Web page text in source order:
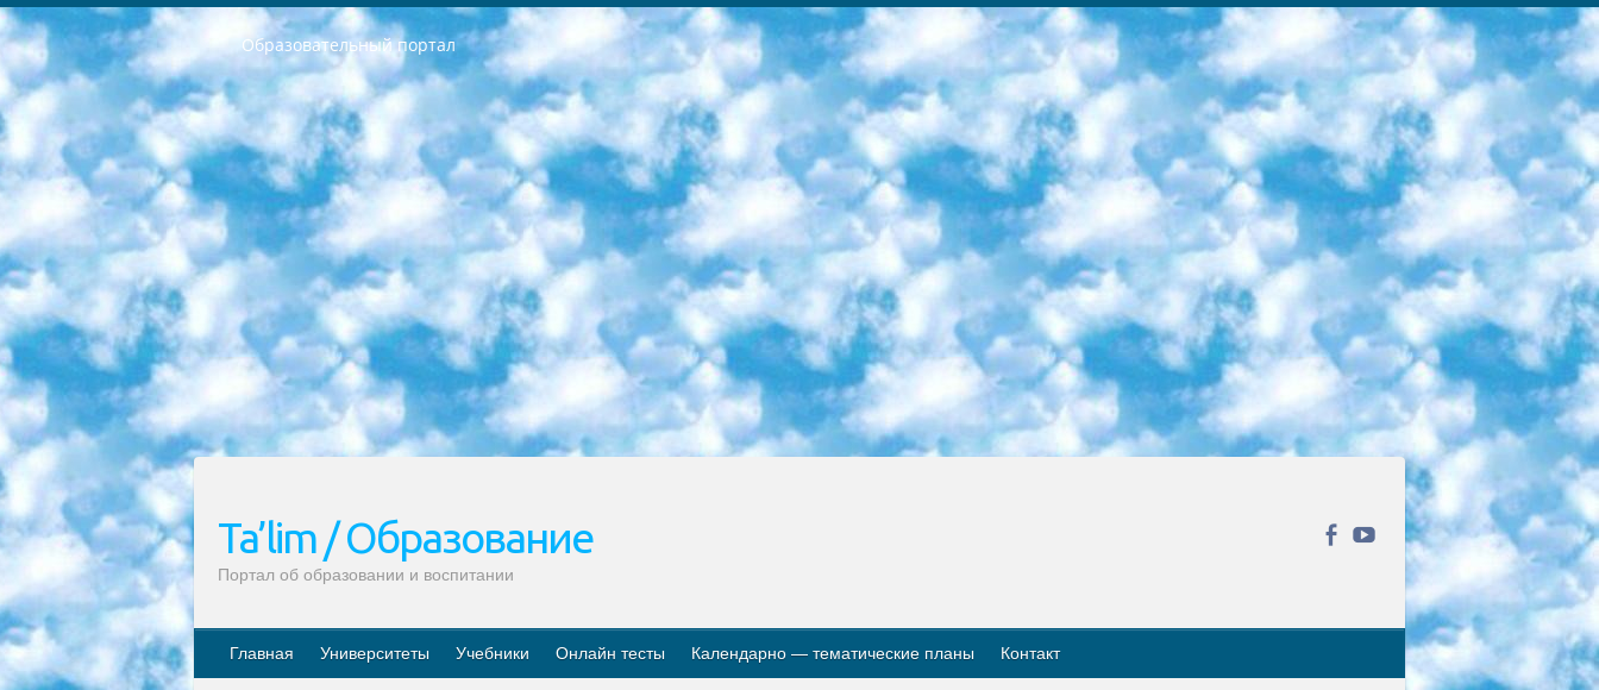
Образовательный портал
РЕСПУБЛИКА УЗБЕКИСТАН МИНИСТРЕРСТВО ДОШКОЛЬНОГО И ШКОЛЬНОГО ОБРАЗОВАНИЯ КОМАНДА в общеобразовательных учреждениях в 2023-2024 учебном году организация и проведение итоговой государственной аттестации обучающихся о Министра дошкольного и школьного образования Республики Узбекистан от 4 марта 2008 года (постановлением Минюста от 20 марта 2008 года № 1778 государственной регистрации) «Итоговое состояние учащихся общего среднего образования на основании положения об утверждении положения об аттестации общего среднего образования выпускной экзамен студентов в образовательных учреждениях в 2023-2024 учебном году В целях организации и прохождения аттестации приказываю: 1. Следующее: перечень предметов, по которым будет проводиться итоговая государственная аттестация и экзамен формы перевода согласно приложению 1; сертификаты международного образца, оценивающие уровень владения иностранными языками перечень согласно приложению 2; 2. Педагогический при специализированных образовательных учреждениях. научно-практический центр квалификации и международной оценки (Д.Давидова) 2024 г. До 25 марта: задания по предметам, по которым будет проводиться итоговая аттестация разработка и утверждение технических условий; итоговая аттестация на основании разработанного предметного задания разработка вопросов по предметам (устно и письменно), экзамен передача; общеобразовательные средние школы и специальные учебные заведения учащиеся выпускных классов школ и интернатов в агентской системе подготовка базы данных экзаменационных материалов и критериев оценки; перевод базы экзаменационных материалов на все языки обучения подать в Республиканский образовательный центр для изготовления; варианты экзаменов на основе разработанных контрольных материалов пусть будут поставлены задачи формирования. 3. Республиканский образовательный центр (Ш.Худайкулов) до 5 апреля 2024 года. до: база данных предоставленных экзаменационных материалов на все языки обучения перевод и экспертиза; для слепых, слабовидящих, глухих, слабослышащих и умственно отсталых детей учащиеся выпускных классов специализированных школ и школ-интернатов база данных экзаменационных материалов на всех преподаваемых языках подготовка критериев оценки; специализированные школы для умственно отсталых детей и технологии для учащихся выпускных классов школ-интернатов разработка соответствующих рекомендаций и критериев проведения ЕГЭ по естествознанию давать задания. 4. Педагогический при специализированных образовательных учреждениях. Научно-практический центр навыков и международной оценки (Д.Давидова), Республика образовательный центр (Худайкулов Ш.) итоговый государственный аттестационный экзамен ориентирован на творческое и логическое мышление при подготовке базы материалов учитывать введение заданий. 5. Следует отметить, что: сертификат государственного образца о знании общеобразовательного предмета и как минимум национальный уровень B1 по предметам на иностранных языках, указанным в Приложении 2. или международно признанный сертификат эквивалентного уровня студенты, изучающие определенный предмет, освобождаются от экзамена; по соответствующим предметам запланирована итоговая государственная аттестация за день до дня, путем жеребьевки Рабочей группой (в письменной форме по предметам, проводимым в форме) из числа сформированных вариантов выбрано 2 варианта; 2 выбранных варианта экзамена анонсированы на официальном сайте министерства и все выпускники по всей стране на основе этих вариантов проводит итоговую государственную аттестацию. 6. Государственное образование учащихся средних общеобразовательных учреждений. знания в соответствии с квалификационными требованиями, которые необходимо приобрести на основании стандартов итоговый (выпускной) контроль для 9 и 11 классов в целях тестирования Экзамены (далее – экзамены) состоят из предметов, перечисленных в приложении 1. будет сделано. 7. Экзамены пройдут с 26 мая по 15 июня 2024 г. (кроме науки физического воспитания). 8. Физическая для учащихся 9 классов общесредних образовательных учреждений. Экзамены по предмету «Образование, квалификация медицина» 1-6 мая 2024 года. сотрудники перевести под присмотр (с отклонениями в физическом или умственном развитии) специализированная школа для детей, школы-интернаты и со сколиозом школы-интернаты санаторного типа для больных детей исключены). 9. Он был слепым, слабовидящим и имел нарушения опорно-двигательного аппарата. экзамены в специализированных школах и интернатах для детей должны проводиться исходя из требований, предъявляемых к общеобразовательным учреждениям (физкультура кроме науки). 10. Специализированная школа для глухих и слабослышащих детей. и экзамены в интернатах и быть реализован в виде письменного теста по математике. 11. Специальность для умственно отсталых детей. Для 9 класса Родной язык и литературное письмо Государственный язык (язык обучения – узбекский). для неклассов) написано Математическое письмо Письменная/устная история Узбекистана Физическое воспитание практично Итоговый контроль Для 11 класса Написание родного языка и литературы (эссе) Математическое письмо Узбекский язык (обучение на узбекском языке) не посещающее общее среднее образование для учреждений)/Образовательное учреждение выбор письменный и устный Иностранный язык письменный/устный Письменная/устная история Узбекистана *По выбору студента:  Химия  Физика  Основы государственного права  География 10 бесплатных образовательных ресурсов - Мы составили подборку онлайн-проектов с интерактивными упражнениями, видеолекциями и статьями. Они помогут вам обрести новые и освежить старые знания бесплатно. 1. «ИНТУИТ» Старейшая образовательная площадка Рунета. Здесь вы найдёте сотни текстовых и видеокурсов на десятки различных тем — от программирования до психологии. Многие курсы подготовлены российскими университетами и крупными международными компаниями вроде Intel и Microsoft. Самостоятельное обучение бесплатное, но желающие могут оплатить услуги персональных наставников. 2. «Смартия» знакомит с актуальными профессиями и подсказывает, как им обучаться. Выбрав заинтересовавшую вас специальность — SMM-специалист, фотограф, веб-дизайнер или другую, — увидите список необходимых для неё умений. Чтобы вы могли освоить их самостоятельно, для каждого умения площадка отображает подборку ссылок на учебные материалы. Хотя «Смартия» ориентируется на русскоязычную аудиторию, часть контента всё же доступна только на английском. 3. «Лекторий Физтеха» Проект Московского физико-технического института (Физтеха). С его помощью вы можете смотреть онлайн серии лекций, записанные на видео в этом вузе. В числе доступных предметов — физика, биология, химия, информационные технологии и другие. К некоторым лекциям администрация ресурса прилагает готовые конспекты, которые можно скачивать в PDF-формате. 4. ITMOcourses Онлайн-площадка Санкт-Петербургского национального исследовательского университета информационных технологий, механики и оптики (ИТМО). Ресурс предоставляет свободный доступ к курсам, разработанным в этом вузе. Каталог материалов разбит на четыре категории: «Оптические системы и технологии», «Приборостроение и робототехника», «Информационные технологии» и «Биотехнологии». Курсы состоят из видеолекций, интерактивных демонстраций и заданий. 5. «КиберЛенинка» Электронная научная библиотека открытого доступа. Каталог площадки регулярно обрастает текстами статей из различных научных изданий. Сгруппированные по журналам и рубрикам публикации можно читать онлайн или скачивать целиком в PDF-формате. Проект нацелен на популяризацию науки за счёт открытого доступа к качественной информации. 6. «ПостНаука» На этом ресурсе публикуют подборки видеолекций, составленные экспертами из разных отраслей и объединённые общими темами. Среди них, к примеру, есть серии «Биоинформатика и геномика», «Культура средневековой Скандинавии» и Cinema Studies о теории кино. Каждая подборка лекций — логически связанная история, рассказанная экспертом от первого лица. Кроме того, на сайте появляются научно-образовательные статьи и тесты на разные темы. 7. «Newочём» Команда проекта «Newочём» отбирает самые интересные тексты из англоязычных СМИ и переводит те из них, за которые голосуют участники сообщества «ВКонтакте». По большей части это научно-популярные статьи. Редакторы придумывают лишь заголовки, в остальном содержание переводов соответствует оригиналам. Полные тексты можно читать прямо в социальной сети. 8. InternetUrok Онлайн-база материалов по основным дисциплинам школьной программы. Информация на сайте структурирована по классам, предметам и темам (урокам). Каждый урок состоит из видеолекций и конспектов. Есть также интерактивные тренажёры и тесты для закрепления пройденного материала. Даже если вы давно окончили школу, возможность повторить программу старших классов всегда может пригодиться. 9. Edutainme Ещё один ресурс об образовании. В отличие от Newtonew, как мне кажется, Edutainme больше ориентируется на представителей индустрии: педагогов, предпринимателей, разработчиков образовательных проектов. Но и любой, кто просто стремится к саморазвитию, найдёт на сайте много полезного и интересного для себя. Например, информацию о новых курсах и образовательных сервисах. 10. Newtonew Онлайн-медиа об образовании и обучении в широком смысле. Авторы Newtonew пишут об инструментах, заведениях, тактиках и стратегиях, которые помогают учить других и получать новые знания самостоятельно. На этой площадке вы найдёте новости, обзоры, аналитические мат
Ta’lim / Образование
Портал об образовании и воспитании
Главная Университеты Учебники Онлайн тесты Календарно — тематические планы Контакт